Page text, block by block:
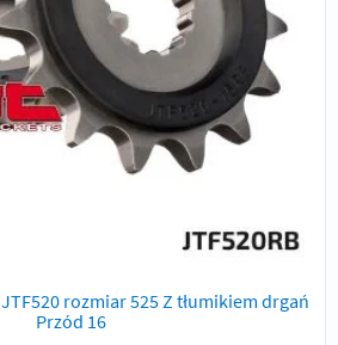
rozmiar 525 Z tłumikiem drgań
Przód 16